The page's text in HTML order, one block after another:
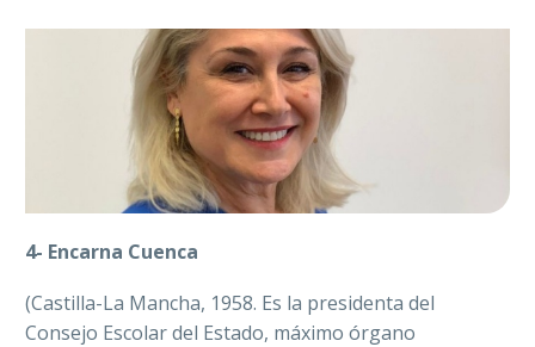
4- Encarna Cuenca
(Castilla-La Mancha, 1958. Es la presidenta del
Consejo Escolar del Estado, máximo órgano